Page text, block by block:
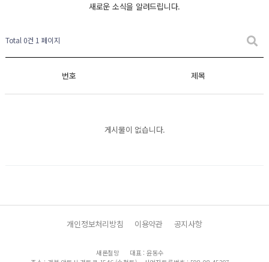
새로운 소식을 알려드립니다.
Total 0건 1 페이지
번호 제목
게시물이 없습니다.
개인정보처리방침 이용약관 공지사항
새론철망
대표 : 윤동수